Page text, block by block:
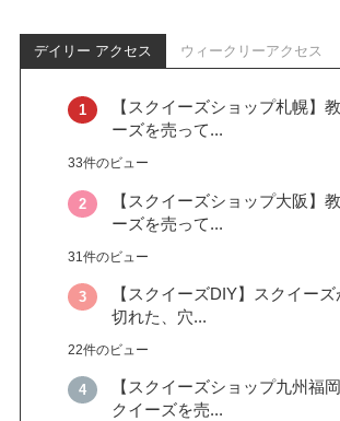
デイリー アクセス ウィークリーアクセス
【スクイーズショップ札幌】
ーズを売って...
33件のビュー
【スクイーズショップ大阪】
ーズを売って...
31件のビュー
【スクイーズDIY】スクイーズ
切れた、穴...
22件のビュー
【スクイーズショップ九州福
クイーズを売...